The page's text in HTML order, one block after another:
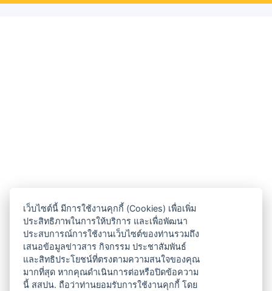
เว็บไซต์นี้ มีการใช้งานคุกกี้ (Cookies) เพื่อเพิ่ม
ประสิทธิภาพในการให้บริการ และเพื่อพัฒนา
ประสบการณ์การใช้งานเว็บไซต์ของท่านรวมถึง
เสนอข้อมูลข่าวสาร กิจกรรม ประชาสัมพันธ์
และสิทธิประโยชน์ที่ตรงตามความสนใจของคุณ
มากที่สุด หากคุณดำเนินการต่อหรือปิดข้อความ
นี้ สสปน. ถือว่าท่านยอมรับการใช้งานคุกกี้ โดย